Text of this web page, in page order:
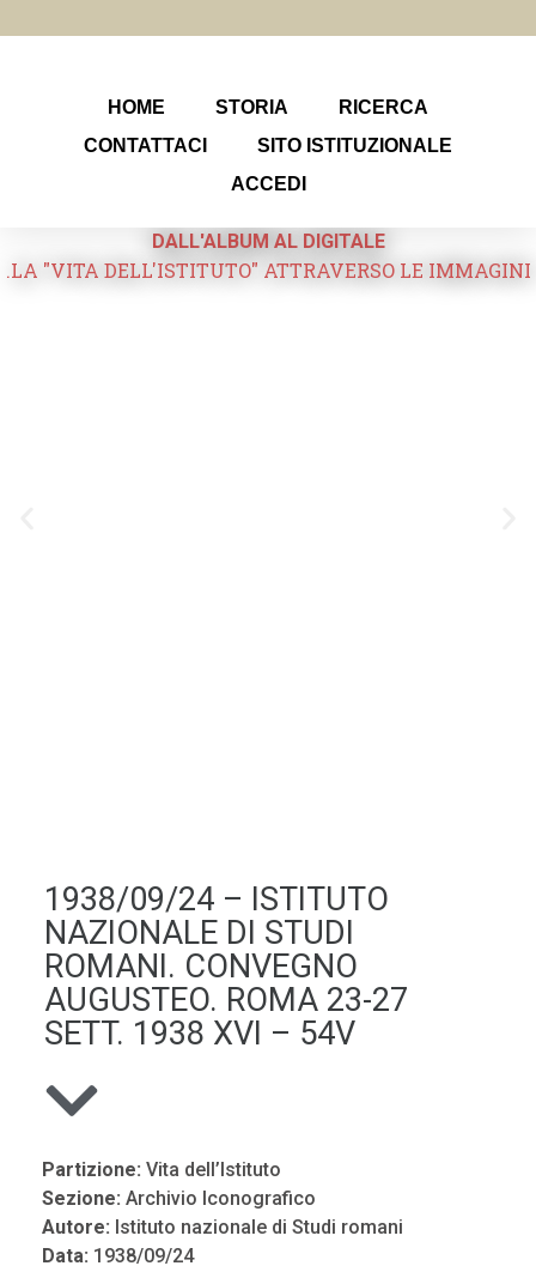
HOME STORIA
RICERCA
CONTATTACI
SITO ISTITUZIONALE
ACCEDI
DALL'ALBUM AL DIGITALE
.LA "VITA DELL'ISTITUTO" ATTRAVERSO LE IMMAGINI
1938/09/24 – ISTITUTO
NAZIONALE DI STUDI
ROMANI. CONVEGNO
AUGUSTEO. ROMA 23-27
SETT. 1938 XVI – 54V
Partizione: Vita dell’Istituto
Sezione: Archivio Iconografico
Autore: Istituto nazionale di Studi romani
Data: 1938/09/24